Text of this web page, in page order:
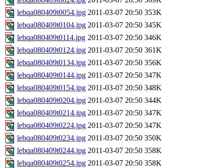
lebqa080409t0054.jpg 2011-03-07 20:50 353K
lebqa080409t0104.jpg 2011-03-07 20:50 345K
lebqa080409t0114.jpg 2011-03-07 20:50 346K
lebqa080409t0124.jpg 2011-03-07 20:50 361K
lebqa080409t0134.jpg 2011-03-07 20:50 356K
lebqa080409t0144.jpg 2011-03-07 20:50 347K
lebqa080409t0154.jpg 2011-03-07 20:50 348K
lebqa080409t0204.jpg 2011-03-07 20:50 344K
lebqa080409t0214.jpg 2011-03-07 20:50 347K
lebqa080409t0224.jpg 2011-03-07 20:50 347K
lebqa080409t0234.jpg 2011-03-07 20:50 350K
lebqa080409t0244.jpg 2011-03-07 20:50 358K
lebqa080409t0254.jpg 2011-03-07 20:50 358K